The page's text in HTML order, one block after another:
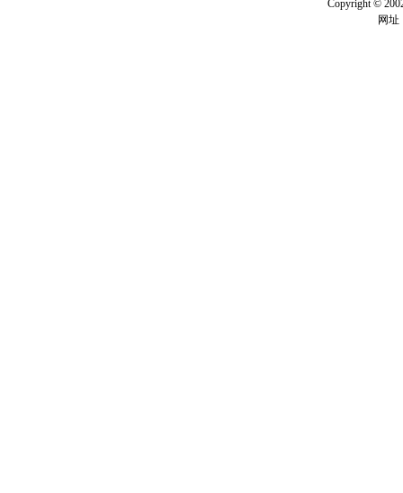
Copyright ©
网址